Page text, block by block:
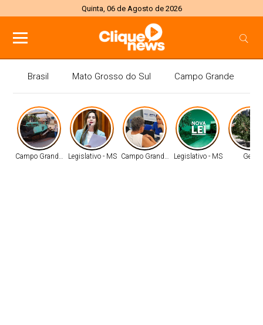
Quinta, 06 de Agosto de 2026
Brasil Mato Grosso do Sul Campo Grande
Campo Grande - MSLegislativo - MS Campo Grande - MSLegislativo - MS Geral